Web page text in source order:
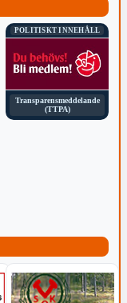
POLITISKT INNEHÅLL
Transparensmeddelande
(TTPA)